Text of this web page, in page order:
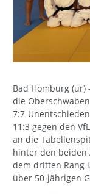
Bad Homburg (ur)
die
7:7-
11:3 gegen den
an die
hinter den beiden
dem dritten Rang
über 50-jährigen